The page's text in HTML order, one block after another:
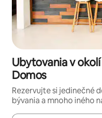
Ubytovania v
Domos
Rezervujte si jedinečné
bývania a mnoho iného